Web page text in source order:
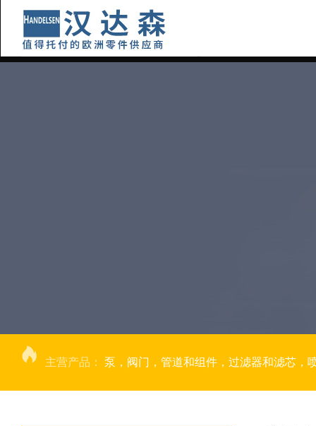
主营产品： 泵，阀门，管道和组件，过滤器和滤芯，